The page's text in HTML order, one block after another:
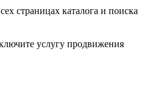
страницах каталога и поиска
услугу продвижения